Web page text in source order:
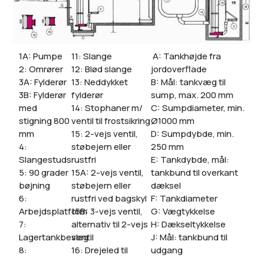
1A: Pumpe
2: Omrører
3A: Fylderør
3B: Fylderør
med
stigning 800
mm
4:
Slangestuds
5: 90 grader
bøjning
6:
Arbejdsplatform
7:
Lagertankbeslag
8:
11: Slange
12: Blød slange
13: Neddykket
fylderør
14: Stophaner m/
ventil til frostsikring
15: 2-vejs ventil,
støbejern eller
rustfri
15A: 2-vejs ventil,
støbejern eller
rustfri ved bagskyl
15B: 3-vejs ventil,
alternativ til 2-vejs
ventil
16: Drejeled til
A: Tankhøjde fra
jordoverflade
B: Mål: tankvæg til
sump, max. 200 mm
C: Sumpdiameter, min.
Ø1000 mm
D: Sumpdybde, min.
250 mm
E: Tankdybde, mål:
tankbund til overkant
dæksel
F: Tankdiameter
G: Vægtykkelse
H: Dækseltykkelse
J: Mål: tankbund til
udgang